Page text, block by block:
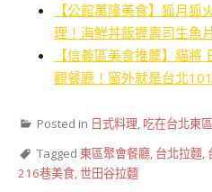
【公館萬隆美食】狐月
理！海鮮丼飯握壽司生魚
【信義區美食推薦】貓
觀餐廳！窗外就是台北
Posted in 日式料理, 吃在台北東
Tagged 東區聚會餐廳, 台北拉麵,
216巷美食,世田谷拉麵